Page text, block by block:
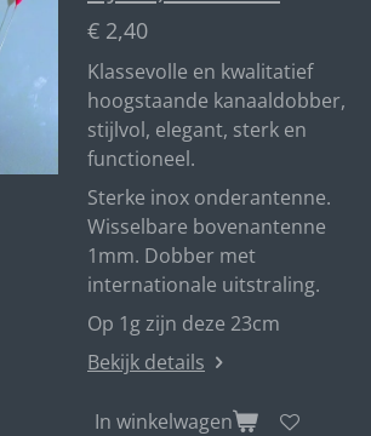
€ 2,40
Klassevolle en kwalitatief
hoogstaande kanaaldobber,
stijlvol, elegant, sterk en
functioneel.
Sterke inox onderantenne.
Wisselbare bovenantenne
1mm. Dobber met
internationale uitstraling.
Op 1g zijn deze 23cm
Bekijk details
In winkelwagen